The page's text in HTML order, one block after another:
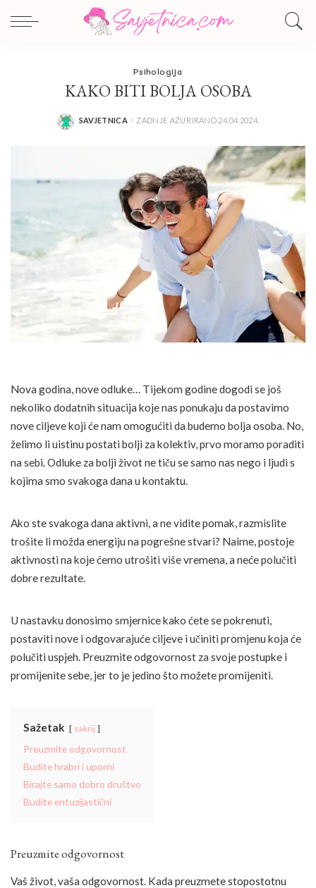
Psihologija
KAKO BITI BOLJA OSOBA
POSTED
SAVJETNICA ZADNJE AŽURIRANO 24.04.2024.
Nova godina, nove odluke… Tijekom godine dogodi se još
nekoliko dodatnih situacija koje nas ponukaju da postavimo
nove ciljeve koji će nam omogućiti da budemo bolja osoba. No,
želimo li uistinu postati bolji za kolektiv, prvo moramo poraditi
na sebi. Odluke za bolji život ne tiču se samo nas nego i ljudi s
kojima smo svakoga dana u kontaktu.
Ako ste svakoga dana aktivni, a ne vidite pomak, razmislite
trošite li možda energiju na pogrešne stvari? Naime, postoje
aktivnosti na koje ćemo utrošiti više vremena, a neće polučiti
dobre rezultate.
U nastavku donosimo smjernice kako ćete se pokrenuti,
postaviti nove i odgovarajuće ciljeve i učiniti promjenu koja će
polučiti uspjeh. Preuzmite odgovornost za svoje postupke i
promijenite sebe, jer to je jedino što možete promijeniti.
Sažetak sakrij
Preuzmite odgovornost
Budite hrabri i uporni
Birajte samo dobro društvo
Budite entuzijastični
Preuzmite odgovornost
Vaš život, vaša odgovornost. Kada preuzmete stopostotnu